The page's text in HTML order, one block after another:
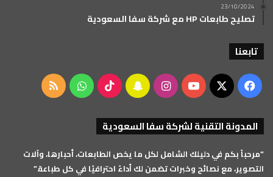
23/10/2024
تصليح طابعات HP مع شركة سفا السعودية
تابعنا
فيسبوك
‫X
‫YouTubeانستقرامسناب ‫TikTok واتساب ملخص
المدونة التقنية لشركة سفا السعودية
“مرحباً بكم في دليلك الشامل لكل ما يخص الطابعات، أحبارها، وآلات
التصوير، مع نصائح وخبرات تضمن لك أداءً احترافيًا في كل طباعة.”